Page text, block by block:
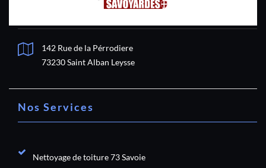
142 Rue de la Pérrodiere
73230 Saint Alban Leysse
Nos Services
Nettoyage de toiture 73 Savoie